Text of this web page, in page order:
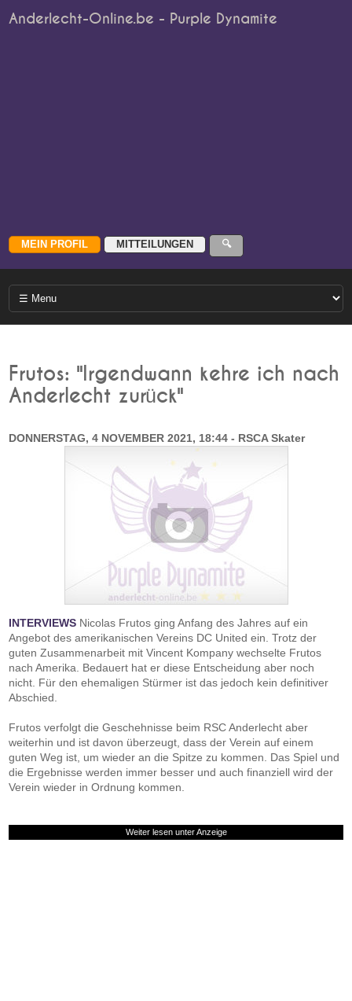
Anderlecht-Online.be - Purple Dynamite
Frutos: "Irgendwann kehre ich nach
Anderlecht zurück"
DONNERSTAG, 4 NOVEMBER 2021, 18:44 - RSCA Skater
INTERVIEWS Nicolas Frutos ging Anfang des Jahres auf ein
Angebot des amerikanischen Vereins DC United ein. Trotz der
guten Zusammenarbeit mit Vincent Kompany wechselte Frutos
nach Amerika. Bedauert hat er diese Entscheidung aber noch
nicht. Für den ehemaligen Stürmer ist das jedoch kein definitiver
Abschied.
Frutos verfolgt die Geschehnisse beim RSC Anderlecht aber
weiterhin und ist davon überzeugt, dass der Verein auf einem
guten Weg ist, um wieder an die Spitze zu kommen. Das Spiel und
die Ergebnisse werden immer besser und auch finanziell wird der
Verein wieder in Ordnung kommen.
Weiter lesen unter Anzeige